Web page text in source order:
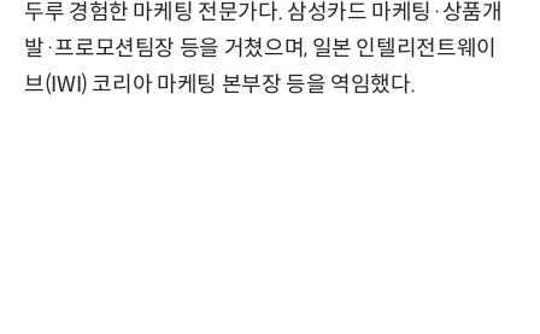
두루 경험한 마케팅 전문가다. 삼성카드 마케팅·상품개
발·프로모션팀장 등을 거쳤으며, 일본 인텔리전트웨이
브(IWI) 코리아 마케팅 본부장 등을 역임했다.